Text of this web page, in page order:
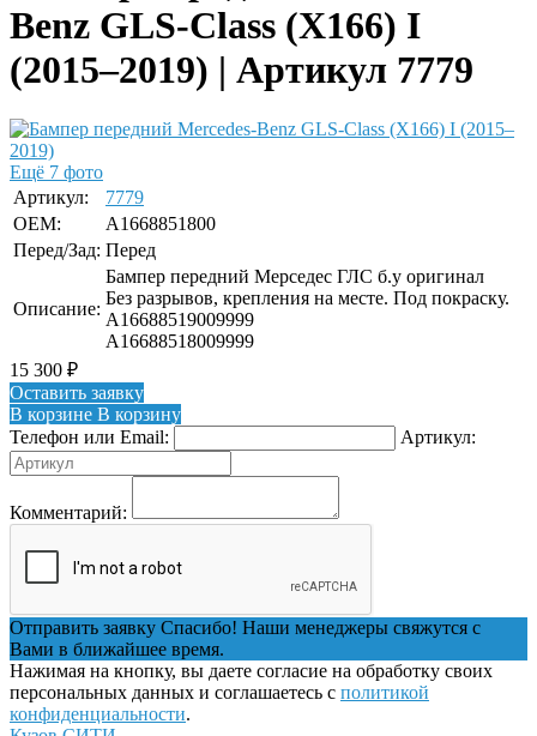
Benz GLS-Class (X166) I
(2015–2019) | Артикул 7779
Ещё 7 фото
Артикул:
7779
OEM:
A1668851800
Перед/Зад: Перед
Описание:
Бампер передний Мерседес ГЛС б.у оригинал
Без разрывов, крепления на месте. Под покраску.
A16688519009999
A16688518009999
15 300 ₽
Оставить заявку
В корзине В корзину
Телефон или Email:
Артикул:
Комментарий:
Отправить заявку Спасибо! Наши менеджеры свяжутся с
Вами в ближайшее время.
Нажимая на кнопку, вы даете согласие на обработку своих
персональных данных и соглашаетесь с политикой
конфиденциальности.